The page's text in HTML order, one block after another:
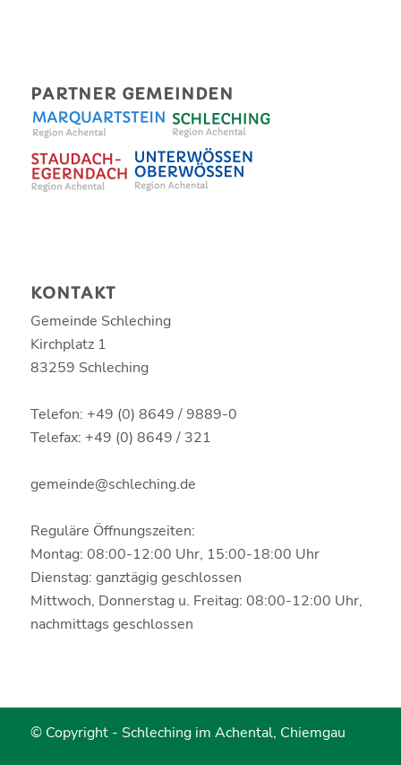
PARTNER GEMEINDEN
KONTAKT
Gemeinde Schleching
Kirchplatz 1
83259 Schleching
Telefon: +49 (0) 8649 / 9889-0
Telefax: +49 (0) 8649 / 321
gemeinde@schleching.de
Reguläre Öffnungszeiten:
Montag: 08:00-12:00 Uhr, 15:00-18:00 Uhr
Dienstag: ganztägig geschlossen
Mittwoch, Donnerstag u. Freitag: 08:00-12:00 Uhr,
nachmittags geschlossen
© Copyright - Schleching im Achental, Chiemgau